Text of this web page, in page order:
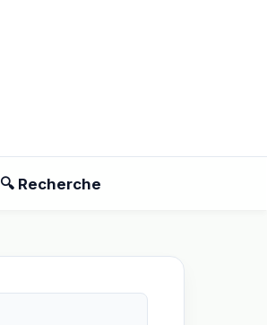
🔍 Recherche